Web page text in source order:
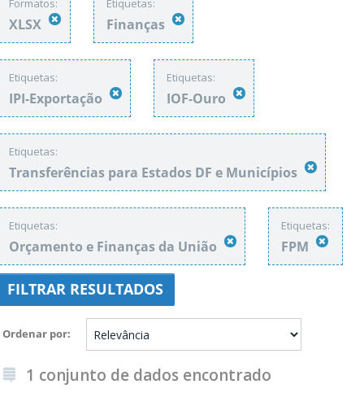
Formatos:
XLSX
Etiquetas:
Finanças
Etiquetas:
IPI-Exportação
Etiquetas:
IOF-Ouro
Etiquetas:
Transferências para Estados DF e Municípios
Etiquetas:
Orçamento e Finanças da União
Etiquetas:
FPM
FILTRAR RESULTADOS
Ordenar por
1 conjunto de dados encontrado